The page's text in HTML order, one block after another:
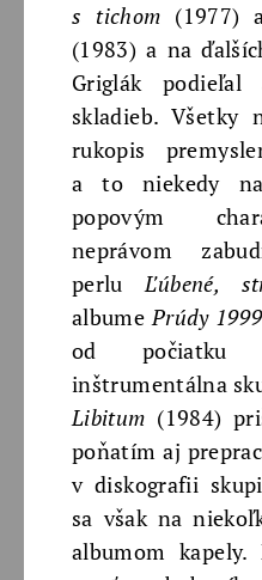
s tichom (1977)
(1983) a na
Griglák
skladieb. Všetky
rukopis
a to niekedy
popovým
neprávom
perluĽúbené,
albumePrúdy
od počiatku
inštrumentálna
Libitum (1984)
poňatím aj
v diskografii
sa však na
albumom